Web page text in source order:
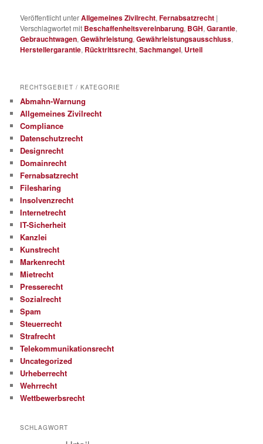
Veröffentlicht unterAllgemeines Zivilrecht,Fernabsatzrecht |
Verschlagwortet mit Beschaffenheitsvereinbarung, BGH,Garantie,
Gebrauchtwagen,Gewährleistung,Gewährleistungsausschluss,
Herstellergarantie, Rücktrittsrecht,Sachmangel, Urteil
RECHTSGEBIET / KATEGORIE
Abmahn-Warnung
Allgemeines Zivilrecht
Compliance
Datenschutzrecht
Designrecht
Domainrecht
Fernabsatzrecht
Filesharing
Insolvenzrecht
Internetrecht
IT-Sicherheit
Kanzlei
Kunstrecht
Markenrecht
Mietrecht
Presserecht
Sozialrecht
Spam
Steuerrecht
Strafrecht
Telekommunikationsrecht
Uncategorized
Urheberrecht
Wehrrecht
Wettbewerbsrecht
SCHLAGWORT